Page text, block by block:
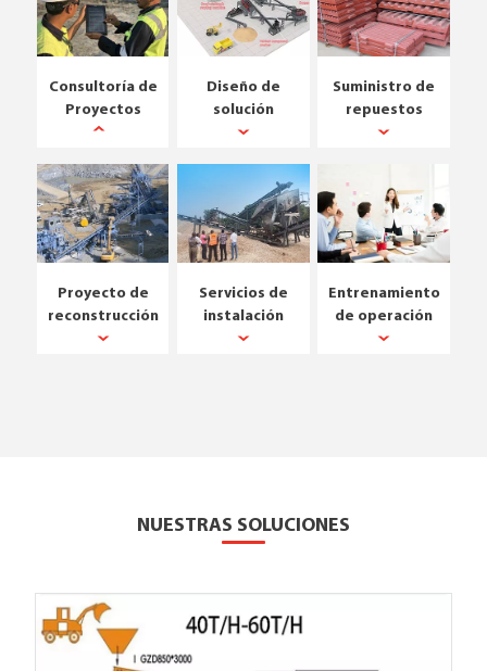
Consultoría de
Proyectos
Diseño de
solución
Suministro de
repuestos
Proyecto de
reconstrucción
Servicios de
instalación
Entrenamiento
de operación
NUESTRAS SOLUCIONES